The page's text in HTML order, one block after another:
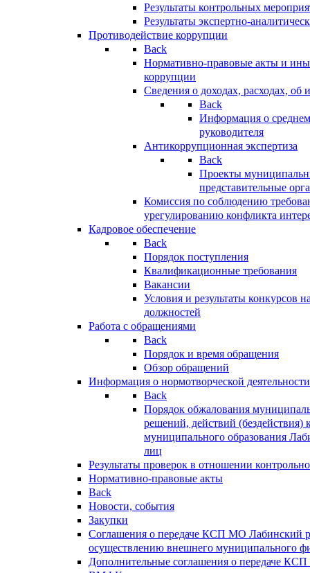
Результаты контрольных
Результаты экспертно-
Противодействие коррупции
Back
Нормативно-правовые акты и
коррупции
Сведения о доходах, расходах, об
Back
Информация о
руководителя
Антикоррупционная экспертиза
Back
Проекты
представительные
Комиссия по соблюдению
урегулированию конфликта
Кадровое обеспечение
Back
Порядок поступления
Квалификационные требования
Вакансии
Условия и результаты конкурсов
должностей
Работа с обращениями
Back
Порядок и время обращения
Обзор обращений
Информация о нормотворческой деятельности
Back
Порядок обжалования
решений, действий (бездействия)
муниципального образования
лиц
Результаты проверок в отношении
Нормативно-правовые акты
Back
Новости, события
Закупки
Соглашения о передаче КСП МО Лабинский
осуществлению внешнего муниципального
Дополнительные соглашения о передаче